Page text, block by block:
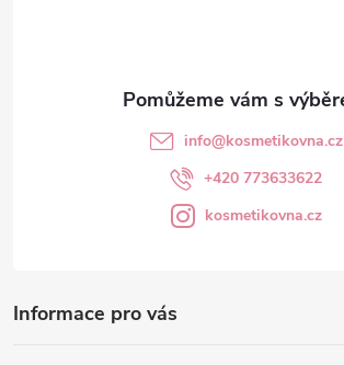
Informace pro vás
info@kosmetikovna.cz
+420 773633622
kosmetikovna.cz